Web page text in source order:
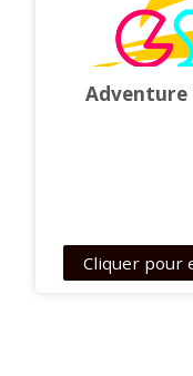
Adventure
Cliquer pour